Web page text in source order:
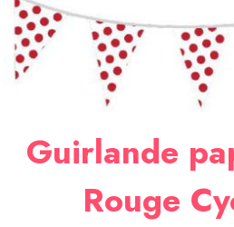
MARIAGE
VAISSELLE
THÈME
Guirlande
Rouge